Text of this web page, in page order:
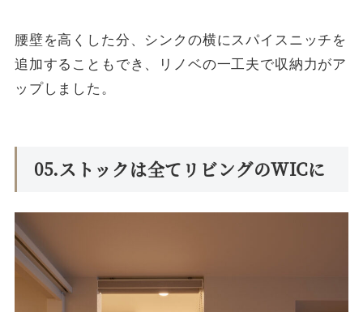
腰壁を高くした分、シンクの横にスパイスニッチを
追加することもでき、リノベの一工夫で収納力がア
ップしました。
05.ストックは全てリビングのWICに